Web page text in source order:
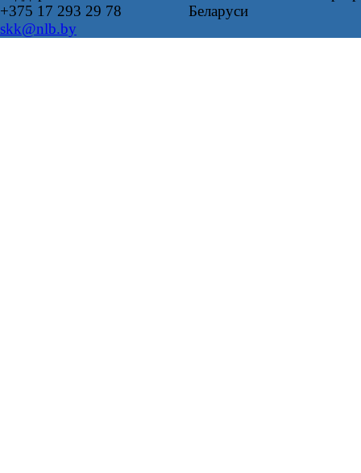
+375 17 293 29 78
skk@nlb.by
Беларуси